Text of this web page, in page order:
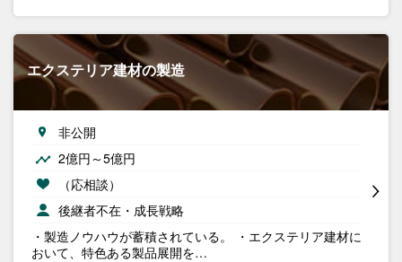
エクステリア建材の製造
非公開
2億円～5億円
（応相談）
後継者不在・成長戦略
・製造ノウハウが蓄積されている。 ・エクステリア建材に
おいて、特色ある製品展開を…